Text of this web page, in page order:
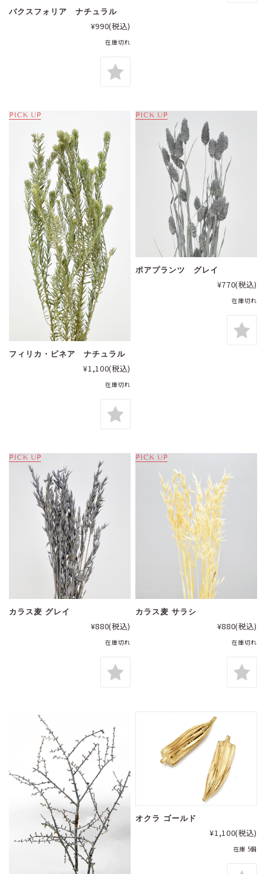
バクスフォリア ナチュラル
¥990(税込)
在庫切れ
フィリカ・ピネア ナチュラル
¥1,100(税込)
在庫切れ
ポアプランツ グレイ
¥770(税込)
在庫切れ
カラス麦 グレイ
¥880(税込)
在庫切れ
カラス麦 サラシ
¥880(税込)
在庫切れ
オクラ ゴールド
¥1,100(税込)
在庫 5個